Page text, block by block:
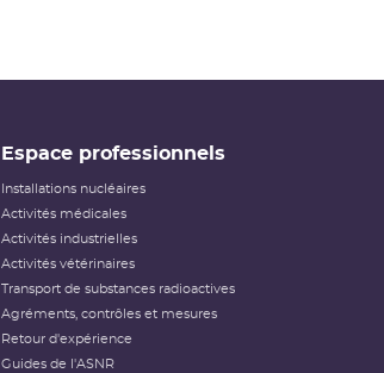
Espace professionnels
Installations nucléaires
Activités médicales
Activités industrielles
Activités vétérinaires
Transport de substances radioactives
Agréments, contrôles et mesures
Retour d'expérience
Guides de l'ASNR